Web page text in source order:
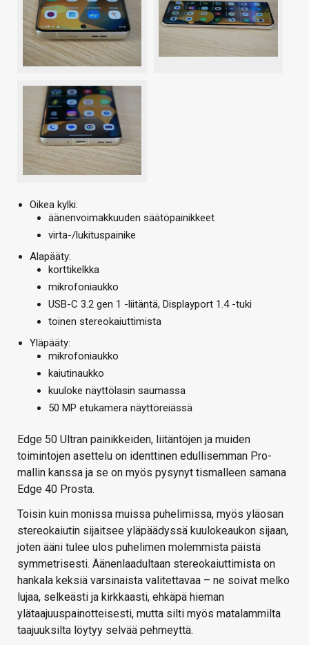
Oikea kylki:
äänenvoimakkuuden säätöpainikkeet
virta-/lukituspainike
Alapääty:
korttikelkka
mikrofoniaukko
USB-C 3.2 gen 1 -liitäntä, Displayport 1.4 -tuki
toinen stereokaiuttimista
Yläpääty:
mikrofoniaukko
kaiutinaukko
kuuloke näyttölasin saumassa
50 MP etukamera näyttöreiässä
Edge 50 Ultran painikkeiden, liitäntöjen ja muiden
toimintojen asettelu on identtinen edullisemman Pro-
mallin kanssa ja se on myös pysynyt tismalleen samana
Edge 40 Prosta.
Toisin kuin monissa muissa puhelimissa, myös yläosan
stereokaiutin sijaitsee yläpäädyssä kuulokeaukon sijaan,
joten ääni tulee ulos puhelimen molemmista päistä
symmetrisesti. Äänenlaadultaan stereokaiuttimista on
hankala keksiä varsinaista valitettavaa – ne soivat melko
lujaa, selkeästi ja kirkkaasti, ehkäpä hieman
ylätaajuuspainotteisesti, mutta silti myös matalammilta
taajuuksilta löytyy selvää pehmeyttä.